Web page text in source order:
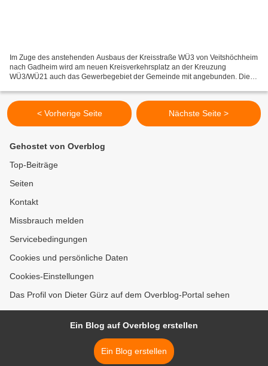
Im Zuge des anstehenden Ausbaus der Kreisstraße WÜ3 von Veitshöchheim
nach Gadheim wird am neuen Kreisverkehrsplatz an der Kreuzung
WÜ3/WÜ21 auch das Gewerbegebiet der Gemeinde mit angebunden. Die
< Vorherige Seite Nächste Seite >
Gehostet von Overblog
Top-Beiträge
Seiten
Kontakt
Missbrauch melden
Servicebedingungen
Cookies und persönliche Daten
Cookies-Einstellungen
Das Profil von Dieter Gürz auf dem Overblog-Portal sehen
Ein Blog auf Overblog erstellen
Ein Blog erstellen